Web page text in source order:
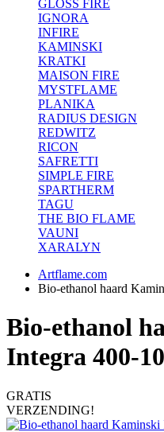
GLOSS FIRE
IGNORA
INFIRE
KAMINSKI
KRATKI
MAISON FIRE
MYSTFLAME
PLANIKA
RADIUS DESIGN
REDWITZ
RICON
SAFRETTI
SIMPLE FIRE
SPARTHERM
TAGU
THE BIO FLAME
VAUNI
XARALYN
Artflame.com
Bio-ethanol haard
Bio-ethanol
Integra 400-
GRATIS
VERZENDING!